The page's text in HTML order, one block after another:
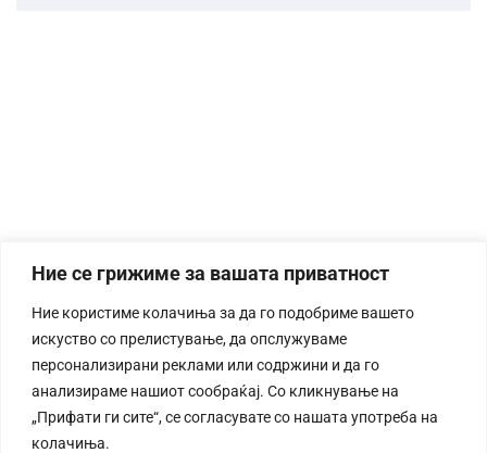
Ние се грижиме за вашата приватност
Ние користиме колачиња за да го подобриме вашето
искуство со прелистување, да опслужуваме
персонализирани реклами или содржини и да го
анализираме нашиот сообраќај. Со кликнување на
„Прифати ги сите“, се согласувате со нашата употреба на
колачиња.